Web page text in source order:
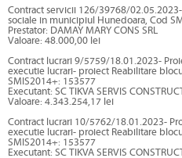
Contract servicii 126/39768/
sociale in municipiul Hunedoara, Cod
Prestator: DAMAY MARY CONS SRL
Valoare: 48.000,00 lei
Contract lucrari 9/5759/18.01.2023-
executie lucrari- proiect Reabilitare
SMIS2014+: 153577
Executant: SC TIKVA SERVIS
Valoare: 4.343.254,17 lei
Contract lucrari 10/5762/18.01.2023-
executie lucrari- proiect Reabilitare
SMIS2014+: 153577
Executant: SC TIKVA SERVIS